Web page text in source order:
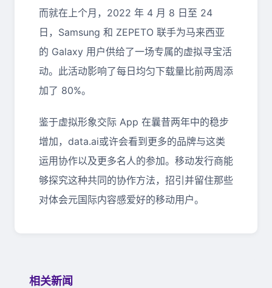
而就在上个月，2022 年 4 月 8 日至 24
日，Samsung 和 ZEPETO 联手为马来西亚
的 Galaxy 用户供给了一场专属的虚拟寻宝活
动。此活动影响了每日均匀下载量比前两周添
加了 80%。
鉴于虚拟形象交际 App 在曩昔两年中的稳步
增加，data.ai或许会看到更多的品牌与这类
运用协作以及更多名人的参加。移动发行商能
够探究这种共同的协作方法，招引并留住那些
对体会元国际内容感爱好的移动用户。
相关新闻